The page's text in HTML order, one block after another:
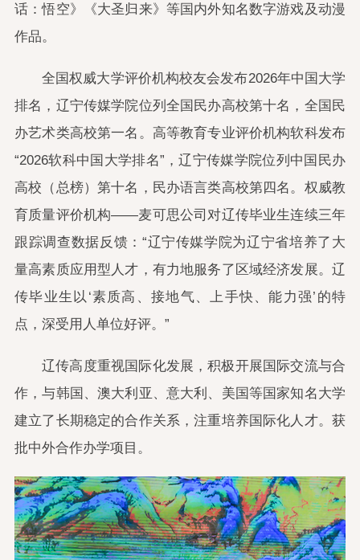
话：悟空》《大圣归来》等国内外知名数字游戏及动漫
作品。
全国权威大学评价机构校友会发布2026年中国大学
排名，辽宁传媒学院位列全国民办高校第十名，全国民
办艺术类高校第一名。高等教育专业评价机构软科发布
“2026软科中国大学排名”，辽宁传媒学院位列中国民办
高校（总榜）第十名，民办语言类高校第四名。权威教
育质量评价机构——麦可思公司对辽传毕业生连续三年
跟踪调查数据反馈：“辽宁传媒学院为辽宁省培养了大
量高素质应用型人才，有力地服务了区域经济发展。辽
传毕业生以‘素质高、接地气、上手快、能力强’的特
点，深受用人单位好评。”
辽传高度重视国际化发展，积极开展国际交流与合
作，与韩国、澳大利亚、意大利、美国等国家知名大学
建立了长期稳定的合作关系，注重培养国际化人才。获
批中外合作办学项目。